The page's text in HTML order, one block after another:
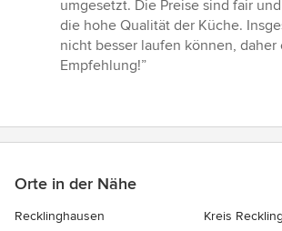
umgesetzt. Die Preise sind fair
die hohe Qualität der Küche.
nicht besser laufen können, daher
Empfehlung!”
Orte in der Nähe
Recklinghausen
Kreis